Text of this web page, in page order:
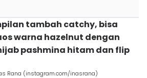
tambah catchy, bisa
warna hazelnut dengan
pashmina hitam dan flip
Rana (instagram.com/inasrana)